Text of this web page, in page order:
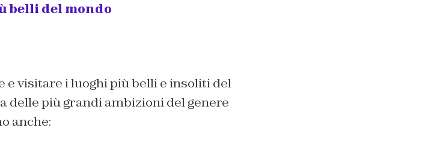
belli del mondo
e visitare i luoghi più belli e insoliti del
delle più grandi ambizioni del genere
anche: